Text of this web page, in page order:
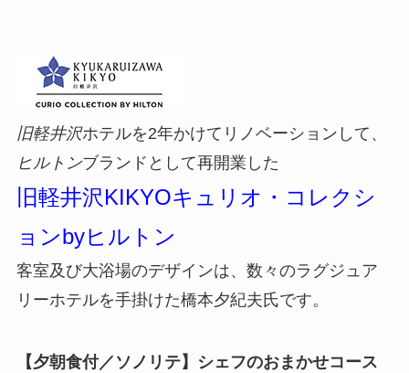
旧軽井沢ホテルを2年かけてリノベーションして、
ヒルトンブランドとして再開業した
旧軽井沢KIKYOキュリオ・コレクシ
ョンbyヒルトン
客室及び大浴場のデザインは、数々のラグジュア
リーホテルを手掛けた橋本夕紀夫氏です。
【夕朝食付／ソノリテ】シェフのおまかせコース